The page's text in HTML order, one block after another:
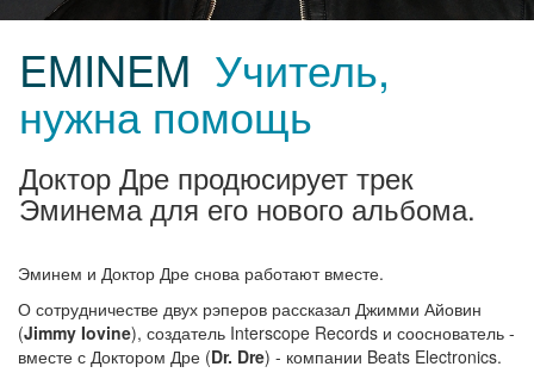
EMINEM Учитель,
нужна помощь
Доктор Дре продюсирует трек
Эминема для его нового альбома.
Эминем и Доктор Дре снова работают вместе.
О сотрудничестве двух рэперов рассказал Джимми Айовин
(Jimmy Iovine), создатель Interscope Records и сооснователь -
вместе с Доктором Дре (Dr. Dre) - компании Beats Electronics.